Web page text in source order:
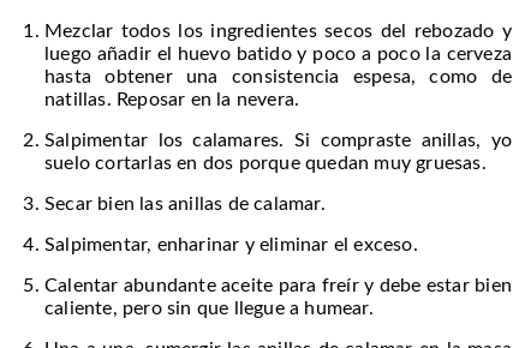
Mezclar todos los ingredientes secos del rebozado y
luego añadir el huevo batido y poco a poco la cerveza
hasta obtener una consistencia espesa, como de
natillas. Reposar en la nevera.
Salpimentar los calamares. Si compraste anillas, yo
suelo cortarlas en dos porque quedan muy gruesas.
Secar bien las anillas de calamar.
Salpimentar, enharinar y eliminar el exceso.
Calentar abundante aceite para freír y debe estar bien
caliente, pero sin que llegue a humear.